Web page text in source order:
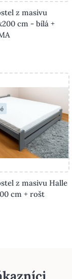
z masivu
cm - bílá +
z masivu Halle
cm + rošt